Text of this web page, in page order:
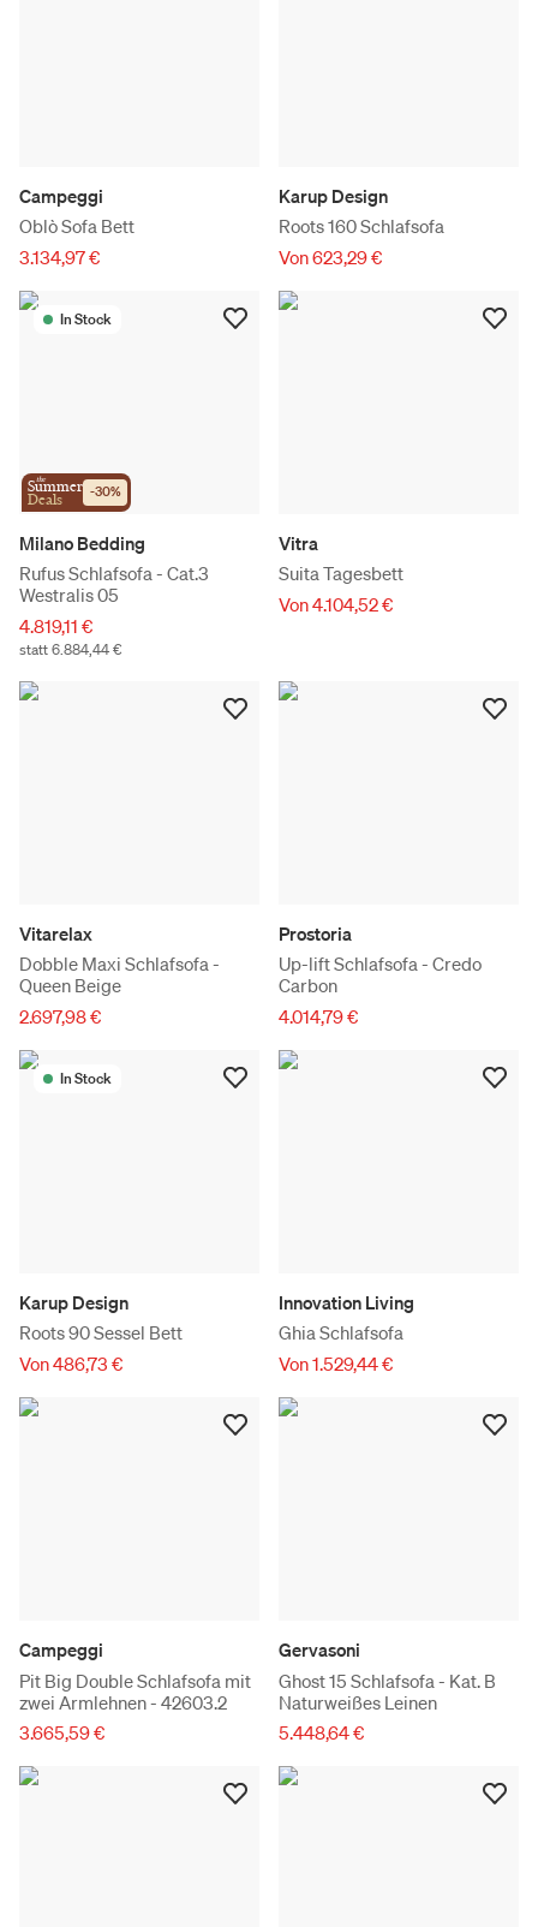
Campeggi
Oblò Sofa Bett
3.134,97 €
Karup Design
Roots 160 Schlafsofa
Von 623,29 €
In Stock
the
Summer
Deals -30%
Milano Bedding
Rufus Schlafsofa - Cat.3
Westralis 05
4.819,11 €
statt 6.884,44 €
Vitra
Suita Tagesbett
Von 4.104,52 €
Vitarelax
Dobble Maxi Schlafsofa -
Queen Beige
2.697,98 €
Prostoria
Up-lift Schlafsofa - Credo
Carbon
4.014,79 €
In Stock
Karup Design
Roots 90 Sessel Bett
Von 486,73 €
Innovation Living
Ghia Schlafsofa
Von 1.529,44 €
Campeggi
Pit Big Double Schlafsofa mit
zwei Armlehnen - 42603.2
3.665,59 €
Gervasoni
Ghost 15 Schlafsofa - Kat. B
Naturweißes Leinen
5.448,64 €